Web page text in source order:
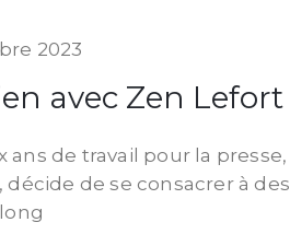
2023
avec Zen Lefort
ans de travail pour la presse,
décide de se consacrer à des